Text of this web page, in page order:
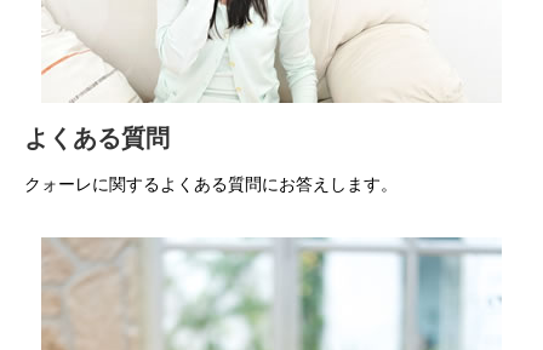
よくある質問
クォーレに関するよくある質問にお答えします。